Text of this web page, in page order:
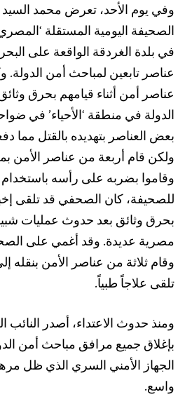
وفي يوم الأحد، تعرض محمد
الصحيفة اليومية المستقلة
في بلدة الغردقة الواقعة على
عناصر تابعين لمباحث أمن
عناصر أمن أثناء قيامهم بحرق
الدولة في منطقة ‘الأحياء’ في
بعض العناصر بتهديده بالقتل مما
ولكن قام أربعة من عناصر الأمن
وقاموا بضربه على رأسه
للصحيفة، كان الصحفي قد تلقى
بحرق وثائق بعد حدوث عمليات
مصرية عديدة. وقد أغمي على
وقام ثلاثة من عناصر الأمن بنقله
تلقى علاجاً طبياً.
ومنذ حدوث الاعتداء، أصدر
بإغلاق جميع مرافق مباحث أمن
الجهاز الأمني السري الذي ظل
واسع.